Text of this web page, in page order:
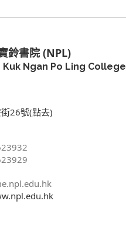
鈴書院 (NPL)
Kuk Ngan Po Ling College
26號(點去)